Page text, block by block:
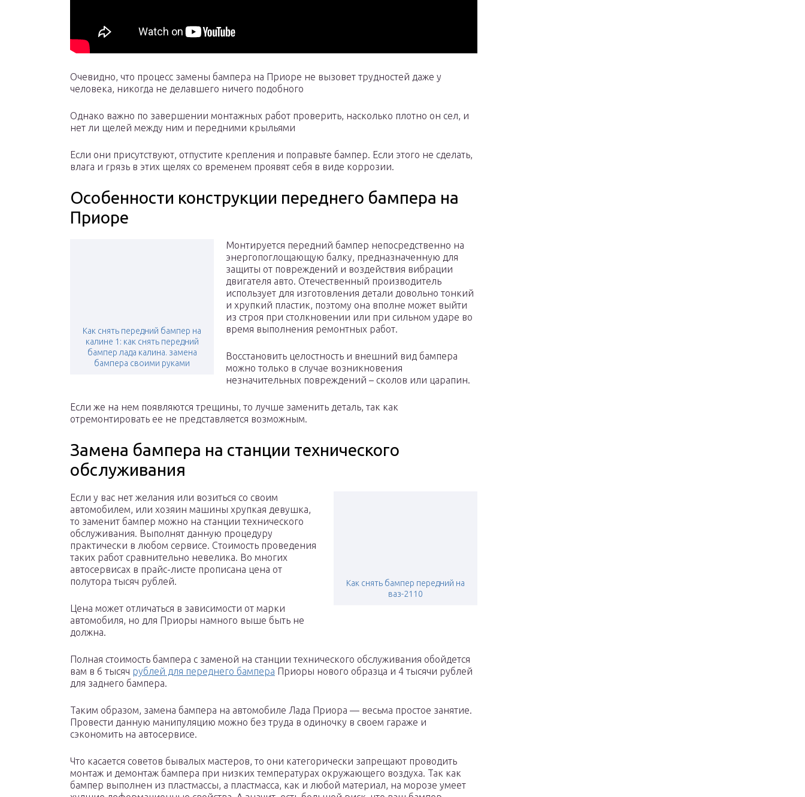
Очевидно, что процесс замены бампера на Приоре не вызовет трудностей даже у
человека, никогда не делавшего ничего подобного
Однако важно по завершении монтажных работ проверить, насколько плотно он сел, и
нет ли щелей между ним и передними крыльями
Если они присутствуют, отпустите крепления и поправьте бампер. Если этого не сделать,
влага и грязь в этих щелях со временем проявят себя в виде коррозии.
Особенности конструкции переднего бампера на
Приоре
Как снять передний бампер на
калине 1: как снять передний
бампер лада калина. замена
бампера своими руками
Монтируется передний бампер непосредственно на
энергопоглощающую балку, предназначенную для
защиты от повреждений и воздействия вибрации
двигателя авто. Отечественный производитель
использует для изготовления детали довольно тонкий
и хрупкий пластик, поэтому она вполне может выйти
из строя при столкновении или при сильном ударе во
время выполнения ремонтных работ.
Восстановить целостность и внешний вид бампера
можно только в случае возникновения
незначительных повреждений – сколов или царапин.
Если же на нем появляются трещины, то лучше заменить деталь, так как
отремонтировать ее не представляется возможным.
Замена бампера на станции технического
обслуживания
Как снять бампер передний на
ваз-2110
Если у вас нет желания или возиться со своим
автомобилем, или хозяин машины хрупкая девушка,
то заменит бампер можно на станции технического
обслуживания. Выполнят данную процедуру
практически в любом сервисе. Стоимость проведения
таких работ сравнительно невелика. Во многих
автосервисах в прайс-листе прописана цена от
полутора тысяч рублей.
Цена может отличаться в зависимости от марки
автомобиля, но для Приоры намного выше быть не
должна.
Полная стоимость бампера с заменой на станции технического обслуживания обойдется
вам в 6 тысяч рублей для переднего бампера Приоры нового образца и 4 тысячи рублей
для заднего бампера.
Таким образом, замена бампера на автомобиле Лада Приора — весьма простое занятие.
Провести данную манипуляцию можно без труда в одиночку в своем гараже и
сэкономить на автосервисе.
Что касается советов бывалых мастеров, то они категорически запрещают проводить
монтаж и демонтаж бампера при низких температурах окружающего воздуха. Так как
бампер выполнен из пластмассы, а пластмасса, как и любой материал, на морозе умеет